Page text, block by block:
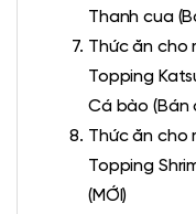
Thanh cua
Thức ăn cho
Topping
Cá bào (Bán
Thức ăn cho
Topping
(MỚI)